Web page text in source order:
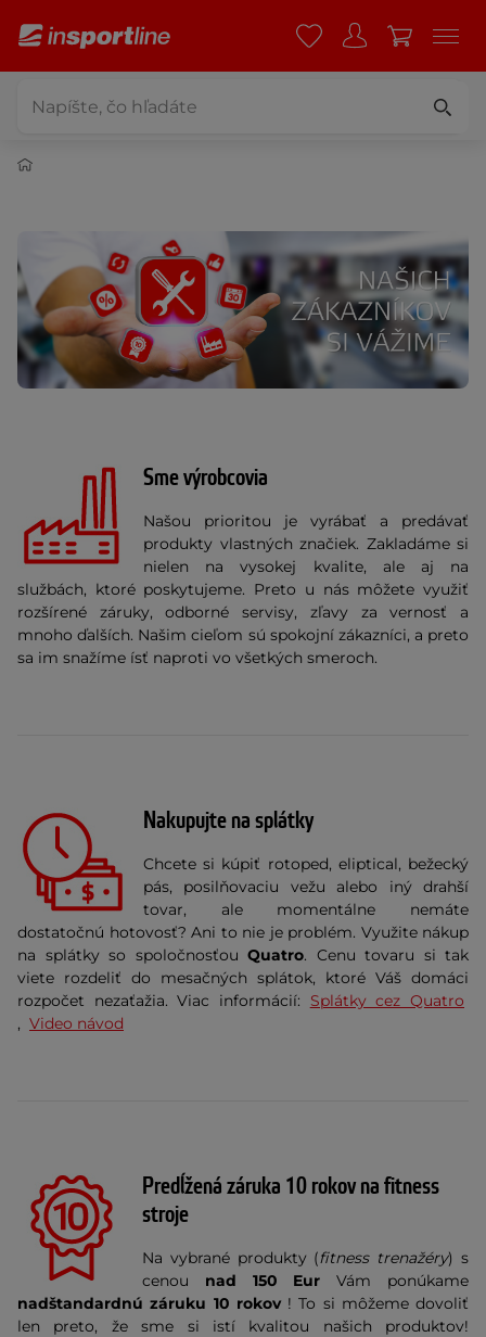
Sme výrobcovia
Našou prioritou je vyrábať a predávať
produkty vlastných značiek. Zakladáme si
nielen na vysokej kvalite, ale aj na
službách, ktoré poskytujeme. Preto u nás môžete využiť
rozšírené záruky, odborné servisy, zľavy za vernosť a
mnoho ďalších. Našim cieľom sú spokojní zákazníci, a preto
sa im snažíme ísť naproti vo všetkých smeroch.
Nakupujte na splátky
Chcete si kúpiť rotoped, eliptical, bežecký
pás, posilňovaciu vežu alebo iný drahší
tovar, ale momentálne nemáte
dostatočnú hotovosť? Ani to nie je problém. Využite nákup
na splátky so spoločnosťou Quatro. Cenu tovaru si tak
viete rozdeliť do mesačných splátok, ktoré Váš domáci
rozpočet nezaťažia. Viac informácií: Splátky cez Quatro
, Video návod
Predĺžená záruka 10 rokov na fitness
stroje
Na vybrané produkty (fitness trenažéry) s
cenou nad 150 Eur Vám ponúkame
nadštandardnú záruku 10 rokov ! To si môžeme dovoliť
len preto, že sme si istí kvalitou našich produktov!